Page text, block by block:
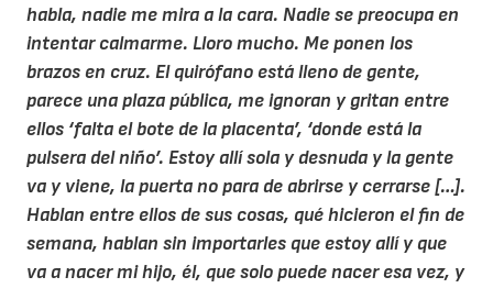
habla, nadie me mira a la cara. Nadie se preocupa en
intentar calmarme. Lloro mucho. Me ponen los
brazos en cruz. El quirófano está lleno de gente,
parece una plaza pública, me ignoran y gritan entre
ellos ‘falta el bote de la placenta’, ‘donde está la
pulsera del niño’. Estoy allí sola y desnuda y la gente
va y viene, la puerta no para de abrirse y cerrarse […].
Hablan entre ellos de sus cosas, qué hicieron el fin de
semana, hablan sin importarles que estoy allí y que
va a nacer mi hijo, él, que solo puede nacer esa vez, y